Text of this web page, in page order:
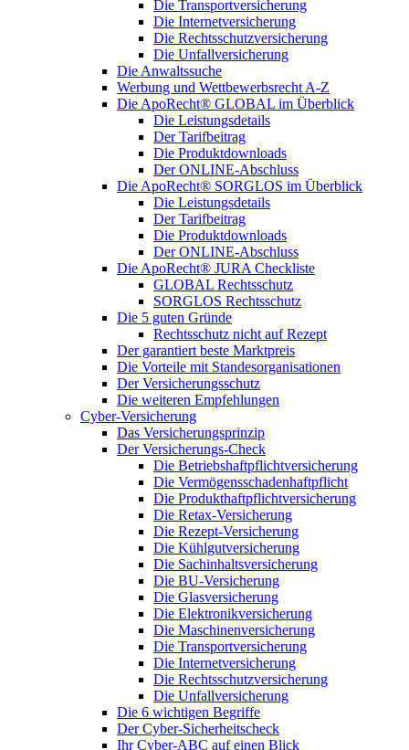
Die Transportversicherung
Die Internetversicherung
Die Rechtsschutzversicherung
Die Unfallversicherung
Die Anwaltssuche
Werbung und Wettbewerbsrecht A-Z
Die ApoRecht® GLOBAL im Überblick
Die Leistungsdetails
Der Tarifbeitrag
Die Produktdownloads
Der ONLINE-Abschluss
Die ApoRecht® SORGLOS im Überblick
Die Leistungsdetails
Der Tarifbeitrag
Die Produktdownloads
Der ONLINE-Abschluss
Die ApoRecht® JURA Checkliste
GLOBAL Rechtsschutz
SORGLOS Rechtsschutz
Die 5 guten Gründe
Rechtsschutz nicht auf Rezept
Der garantiert beste Marktpreis
Die Vorteile mit Standesorganisationen
Der Versicherungsschutz
Die weiteren Empfehlungen
Cyber-Versicherung
Das Versicherungsprinzip
Der Versicherungs-Check
Die Betriebshaftpflichtversicherung
Die Vermögensschadenhaftpflicht
Die Produkthaftpflichtversicherung
Die Retax-Versicherung
Die Rezept-Versicherung
Die Kühlgutversicherung
Die Sachinhaltsversicherung
Die BU-Versicherung
Die Glasversicherung
Die Elektronikversicherung
Die Maschinenversicherung
Die Transportversicherung
Die Internetversicherung
Die Rechtsschutzversicherung
Die Unfallversicherung
Die 6 wichtigen Begriffe
Der Cyber-Sicher­heits­check
Ihr Cyber-ABC auf einen Blick